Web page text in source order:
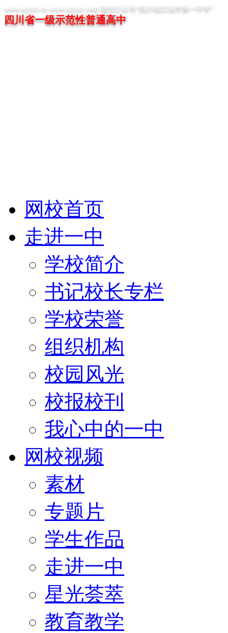
www.scjyyz.cn www.scjyyz.com 微信公众号“四川省江油市第一中学”
四川省一级示范性普通高中
网校首页
走进一中
学校简介
书记校长专栏
学校荣誉
组织机构
校园风光
校报校刊
我心中的一中
网校视频
素材
专题片
学生作品
走进一中
星光荟萃
教育教学